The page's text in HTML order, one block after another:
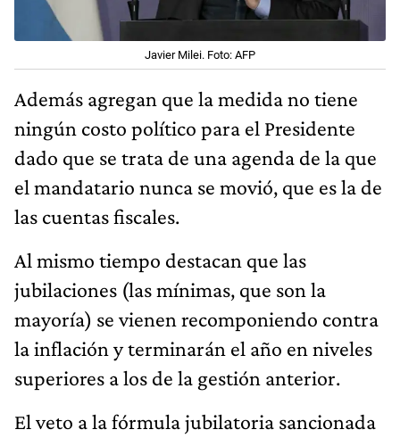
Javier Milei. Foto: AFP
Además agregan que la medida no tiene
ningún costo político para el Presidente
dado que se trata de una agenda de la que
el mandatario nunca se movió, que es la de
las cuentas fiscales.
Al mismo tiempo destacan que las
jubilaciones (las mínimas, que son la
mayoría) se vienen recomponiendo contra
la inflación y terminarán el año en niveles
superiores a los de la gestión anterior.
El veto a la fórmula jubilatoria sancionada